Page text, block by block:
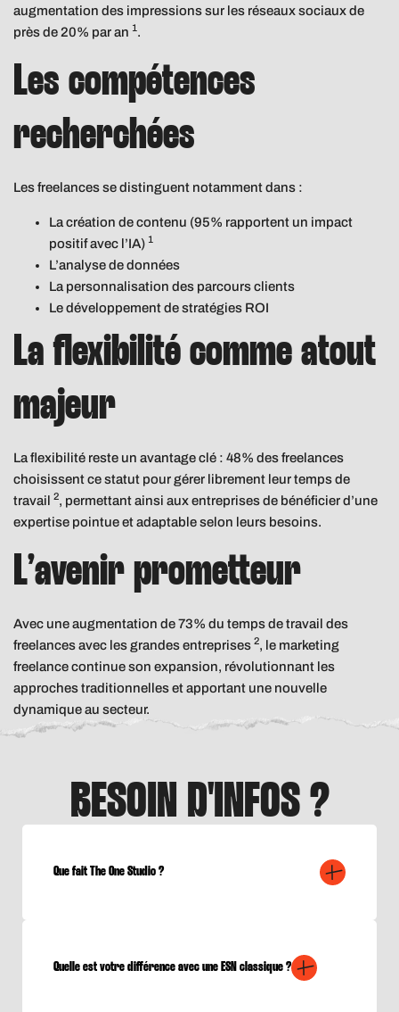
augmentation des impressions sur les réseaux sociaux de
près de 20% par an 1 .
Les compétences
recherchées
Les freelances se distinguent notamment dans :
La création de contenu (95% rapportent un impact
positif avec l’IA) 1
L’analyse de données
La personnalisation des parcours clients
Le développement de stratégies ROI
La flexibilité comme atout
majeur
La flexibilité reste un avantage clé : 48% des freelances
choisissent ce statut pour gérer librement leur temps de
travail 2, permettant ainsi aux entreprises de bénéficier d’une
expertise pointue et adaptable selon leurs besoins.
L’avenir prometteur
Avec une augmentation de 73% du temps de travail des
freelances avec les grandes entreprises 2, le marketing
freelance continue son expansion, révolutionnant les
approches traditionnelles et apportant une nouvelle
dynamique au secteur.
BESOIN D'INFOS ?
Que fait The One Studio ?
Quelle est votre différence avec une ESN classique ?